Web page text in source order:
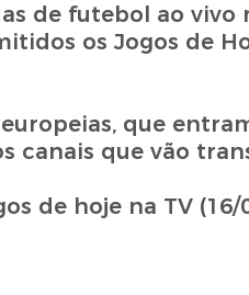
de futebol ao vivo
os Jogos de
que
canais que vão
de hoje na TV (16/